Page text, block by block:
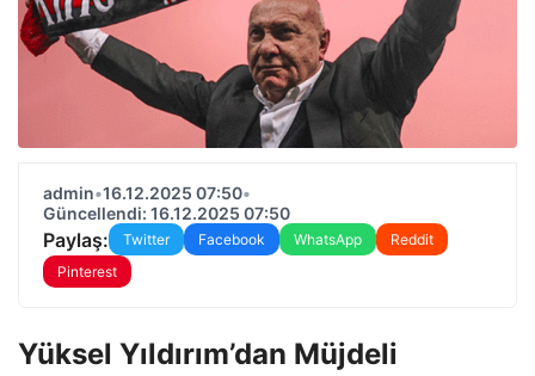
admin•16.12.2025 07:50•
Güncellendi: 16.12.2025 07:50
Paylaş: Twitter Facebook WhatsApp
Reddit
Pinterest
Yüksel Yıldırım’dan Müjdeli